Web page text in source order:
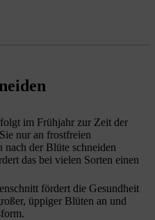
im Frühjahr zur Zeit der
nur an frostfreien
nach der Blüte schneiden
das bei vielen Sorten einen
fördert die Gesundheit
üppiger Blüten an und